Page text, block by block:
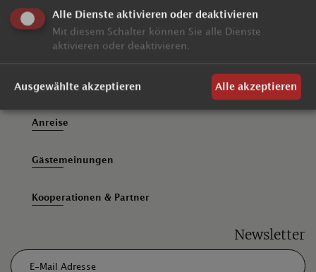
I - 39030 Olang / Südtirol / Italien
CIN: IT021106A1AJXAAHAC
info@hotelpost-tolderhof.com
Anreise
Gästemeinungen
Kooperationen & Partner
Newsletter
E-Mail Adresse
Alle Dienste aktivieren oder deaktivieren
Mit diesem Schalter können Sie alle Dienste
aktivieren oder deaktivieren.
Ausgewählte akzeptieren Alle akzeptieren